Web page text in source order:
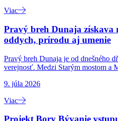
Viac
Pravý breh Dunaja získava
oddych, prírodu aj umenie
Pravý breh Dunaja je od dnešného
verejnosť. Medzi Starým mostom a
9. júla 2026
Viac
Projekt Bory Bývanie